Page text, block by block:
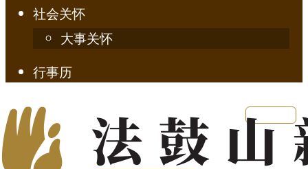
社会关怀
大事关怀
行事历